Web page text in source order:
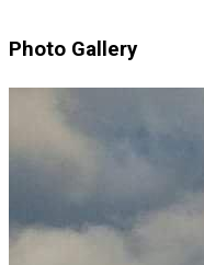
Photo Gallery